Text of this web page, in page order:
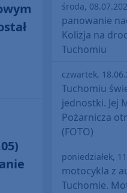
środa,
panowanie
Kolizja na
Tuchomiu
czwartek,
Tuchomiu
jednostki. Jej
Pożarnicza
(FOTO)
poniedziałek,
motocykla z
Tuchomie.